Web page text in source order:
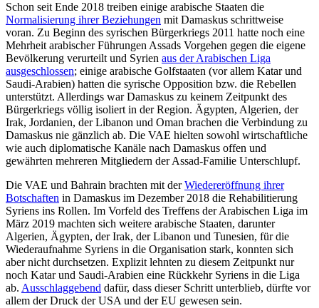
Schon seit Ende 2018 treiben einige ara­bische Staaten die
Normalisierung ihrer Beziehungen mit Damaskus schrittweise
voran. Zu Beginn des syrischen Bürgerkriegs 2011 hatte noch eine
Mehrheit ara­bischer Führungen Assads Vorgehen gegen die eigene
Bevölkerung verurteilt und Syrien aus der Arabischen Liga
ausgeschlos­sen; einige arabische Golfstaaten (vor allem Katar und
Saudi-Arabien) hatten die syri­sche Opposition bzw. die Rebellen
unter­stützt. Allerdings war Damaskus zu keinem Zeitpunkt des
Bürgerkriegs völlig isoliert in der Region. Ägypten, Algerien, der
Irak, Jor­danien, der Libanon und Oman brachen die Verbindung zu
Damaskus nie gänzlich ab. Die VAE hielten sowohl wirtschaftliche
wie auch diplomatische Kanäle nach Damaskus offen und
gewährten mehreren Mitgliedern der Assad-Familie Unterschlupf.
Die VAE und Bahrain brachten mit derWiedereröffnung ihrer
Botschaften in Damaskus im Dezember 2018 die Rehabilitierung
Syriens ins Rollen. Im Vorfeld des Treffens der Arabischen Liga im
März 2019 machten sich weitere arabische Staaten, dar­unter
Algerien, Ägypten, der Irak, der Liba­non und Tunesien, für die
Wiederaufnahme Syriens in die Organisation stark, konnten sich
aber nicht durchsetzen. Explizit lehn­ten zu diesem Zeitpunkt nur
noch Katar und Saudi-Arabien eine Rückkehr Syriens in die Liga
ab. Ausschlaggebend dafür, dass dieser Schritt unterblieb, dürfte vor
allem der Druck der USA und der EU gewesen sein.